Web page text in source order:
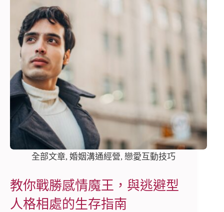
全部文章, 婚姻溝通經營, 戀愛互動技巧
教你戰勝感情魔王，與逃避型
人格相處的生存指南